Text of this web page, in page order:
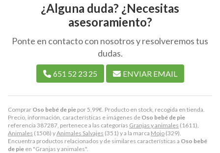
Comprar Oso bebé de pie por 5,99€ . Producto en stock, recogida en tienda.
Precio, información, características e imágenes de Oso bebé de pie
referencia 387287, pertenece a las categorías Granjas y animales (1611),
Animales (1508) yAnimales Salvajes (351) y a la marca Mojo (329).
Encuentra productos relacionados y de similares características a Oso bebé
de pie en "Granjas y animales".
¿Alguna duda? ¿Necesitas
asesoramiento?
Ponte en contacto con nosotros y resolveremos tus
dudas.
651 52 23 25 ENVIAR EMAIL